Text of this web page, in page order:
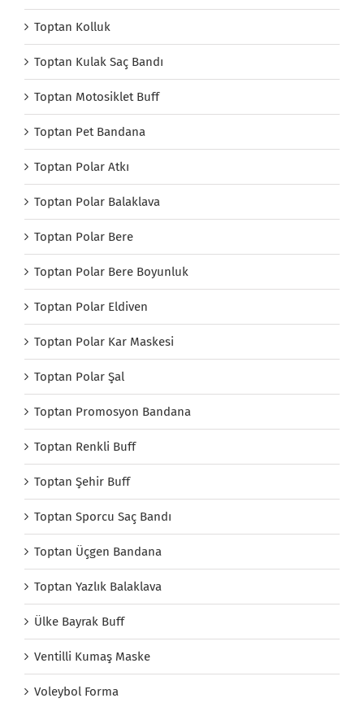
Toptan Kolluk
Toptan Kulak Saç Bandı
Toptan Motosiklet Buff
Toptan Pet Bandana
Toptan Polar Atkı
Toptan Polar Balaklava
Toptan Polar Bere
Toptan Polar Bere Boyunluk
Toptan Polar Eldiven
Toptan Polar Kar Maskesi
Toptan Polar Şal
Toptan Promosyon Bandana
Toptan Renkli Buff
Toptan Şehir Buff
Toptan Sporcu Saç Bandı
Toptan Üçgen Bandana
Toptan Yazlık Balaklava
Ülke Bayrak Buff
Ventilli Kumaş Maske
Voleybol Forma